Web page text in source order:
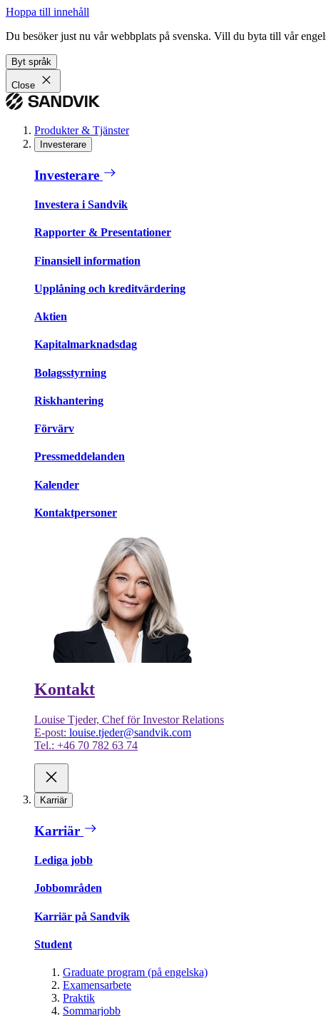
Hoppa till innehåll
Du besöker just nu vår webbplats på svenska. Vill du byta till vår
Byt språk
Close
Produkter & Tjänster
Investerare
Investerare
Investera i Sandvik
Rapporter & Presentationer
Finansiell information
Upplåning och kreditvärdering
Aktien
Kapitalmarknadsdag
Bolagsstyrning
Riskhantering
Förvärv
Pressmeddelanden
Kalender
Kontaktpersoner
Kontakt
Louise Tjeder, Chef för Investor Relations
E-post: louise.tjeder@sandvik.com
Tel.: +46 70 782 63 74
Karriär
Karriär
Lediga jobb
Jobbområden
Karriär på Sandvik
Student
Graduate program (på engelska)
Examensarbete
Praktik
Sommarjobb